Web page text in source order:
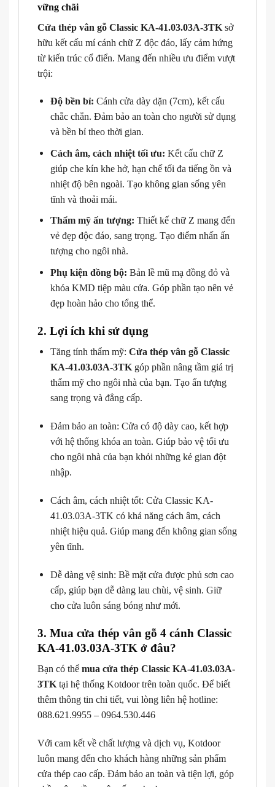
vững chãi
Cửa thép vân gỗ Classic KA-41.03.03A-3TK sở
hữu kết cấu mí cánh chữ Z độc đáo, lấy cảm hứng
từ kiến trúc cổ điển. Mang đến nhiều ưu điểm vượt
trội:
Độ bền bỉ: Cánh cửa dày dặn (7cm), kết cấu
chắc chắn. Đảm bảo an toàn cho người sử dụng
và bền bỉ theo thời gian.
Cách âm, cách nhiệt tối ưu: Kết cấu chữ Z
giúp che kín khe hở, hạn chế tối đa tiếng ồn và
nhiệt độ bên ngoài. Tạo không gian sống yên
tĩnh và thoải mái.
Thẩm mỹ ấn tượng: Thiết kế chữ Z mang đến
vẻ đẹp độc đáo, sang trọng. Tạo điểm nhấn ấn
tượng cho ngôi nhà.
Phụ kiện đồng bộ: Bản lề mũ mạ đồng đỏ và
khóa KMD tiệp màu cửa. Góp phần tạo nên vẻ
đẹp hoàn hảo cho tổng thể.
2. Lợi ích khi sử dụng
Tăng tính thẩm mỹ: Cửa thép vân gỗ Classic
KA-41.03.03A-3TK góp phần nâng tầm giá trị
thẩm mỹ cho ngôi nhà của bạn. Tạo ấn tượng
sang trọng và đẳng cấp.
Đảm bảo an toàn: Cửa có độ dày cao, kết hợp
với hệ thống khóa an toàn. Giúp bảo vệ tối ưu
cho ngôi nhà của bạn khỏi những kẻ gian đột
nhập.
Cách âm, cách nhiệt tốt: Cửa Classic KA-
41.03.03A-3TK có khả năng cách âm, cách
nhiệt hiệu quả. Giúp mang đến không gian sống
yên tĩnh.
Dễ dàng vệ sinh: Bề mặt cửa được phủ sơn cao
cấp, giúp bạn dễ dàng lau chùi, vệ sinh. Giữ
cho cửa luôn sáng bóng như mới.
3. Mua cửa thép vân gỗ 4 cánh Classic
KA-41.03.03A-3TK ở đâu?
Bạn có thể mua cửa thép Classic KA-41.03.03A-
3TK tại hệ thống Kotdoor trên toàn quốc. Để biết
thêm thông tin chi tiết, vui lòng liên hệ hotline:
088.621.9955 – 0964.530.446
Với cam kết về chất lượng và dịch vụ, Kotdoor
luôn mang đến cho khách hàng những sản phẩm
cửa thép cao cấp. Đảm bảo an toàn và tiện lợi, góp